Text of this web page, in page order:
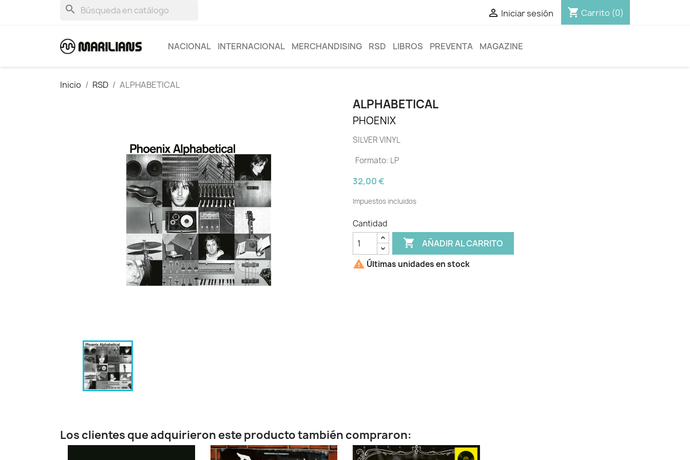
search  Iniciar sesión shopping_cart Carrito (0)
NACIONAL INTERNACIONAL MERCHANDISING RSD LIBROS PREVENTA MAGAZINE
Inicio RSD ALPHABETICAL
ALPHABETICAL
PHOENIX
SILVER VINYL
Formato: LP
32,00 €
Impuestos incluidos
Cantidad
 AÑADIR AL CARRITO
 Últimas unidades en stock
Los clientes que adquirieron este producto también compraron: